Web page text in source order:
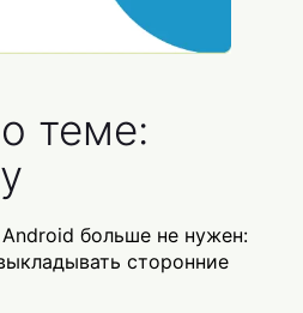
теме:
больше не нужен:
сторонние